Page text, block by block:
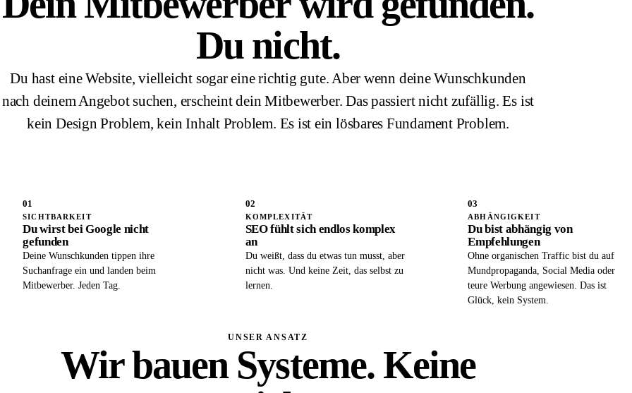
Du nicht.
Du hast eine Website, vielleicht sogar eine richtig gute. Aber wenn deine Wunschkunden
nach deinem Angebot suchen, erscheint dein Mitbewerber. Das passiert nicht zufällig. Es ist
kein Design Problem, kein Inhalt Problem. Es ist ein lösbares Fundament Problem.
01
SICHTBARKEIT
Du wirst bei Google nicht
gefunden
Deine Wunschkunden tippen ihre
Suchanfrage ein und landen beim
Mitbewerber. Jeden Tag.
02
KOMPLEXITÄT
SEO fühlt sich endlos komplex
an
Du weißt, dass du etwas tun musst, aber
nicht was. Und keine Zeit, das selbst zu
lernen.
03
ABHÄNGIGKEIT
Du bist abhängig von
Empfehlungen
Ohne organischen Traffic bist du auf
Mundpropaganda, Social Media oder
teure Werbung angewiesen. Das ist
Glück, kein System.
UNSER ANSATZ
Wir bauen Systeme. Keine